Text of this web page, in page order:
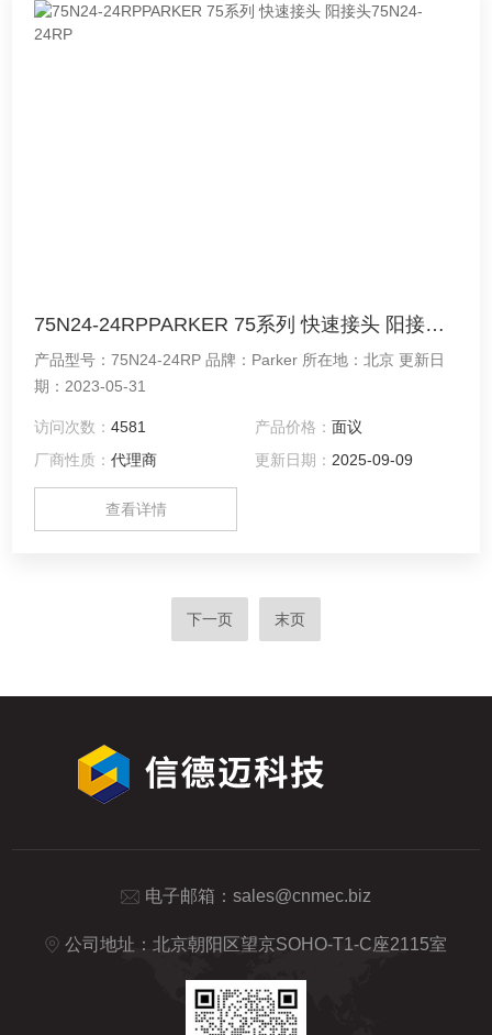
75N24-24RPPARKER 75系列 快速接头 阳接头75N24-24RP
产品型号：75N24-24RP 品牌：Parker 所在地：北京 更新日
期：2023-05-31
访问次数：4581 产品价格： 面议
厂商性质：代理商 更新日期： 2025-09-09
查看详情
下一页 末页
电子邮箱： sales@cnmec.biz
公司地址：北京朝阳区望京SOHO-T1-C座2115室